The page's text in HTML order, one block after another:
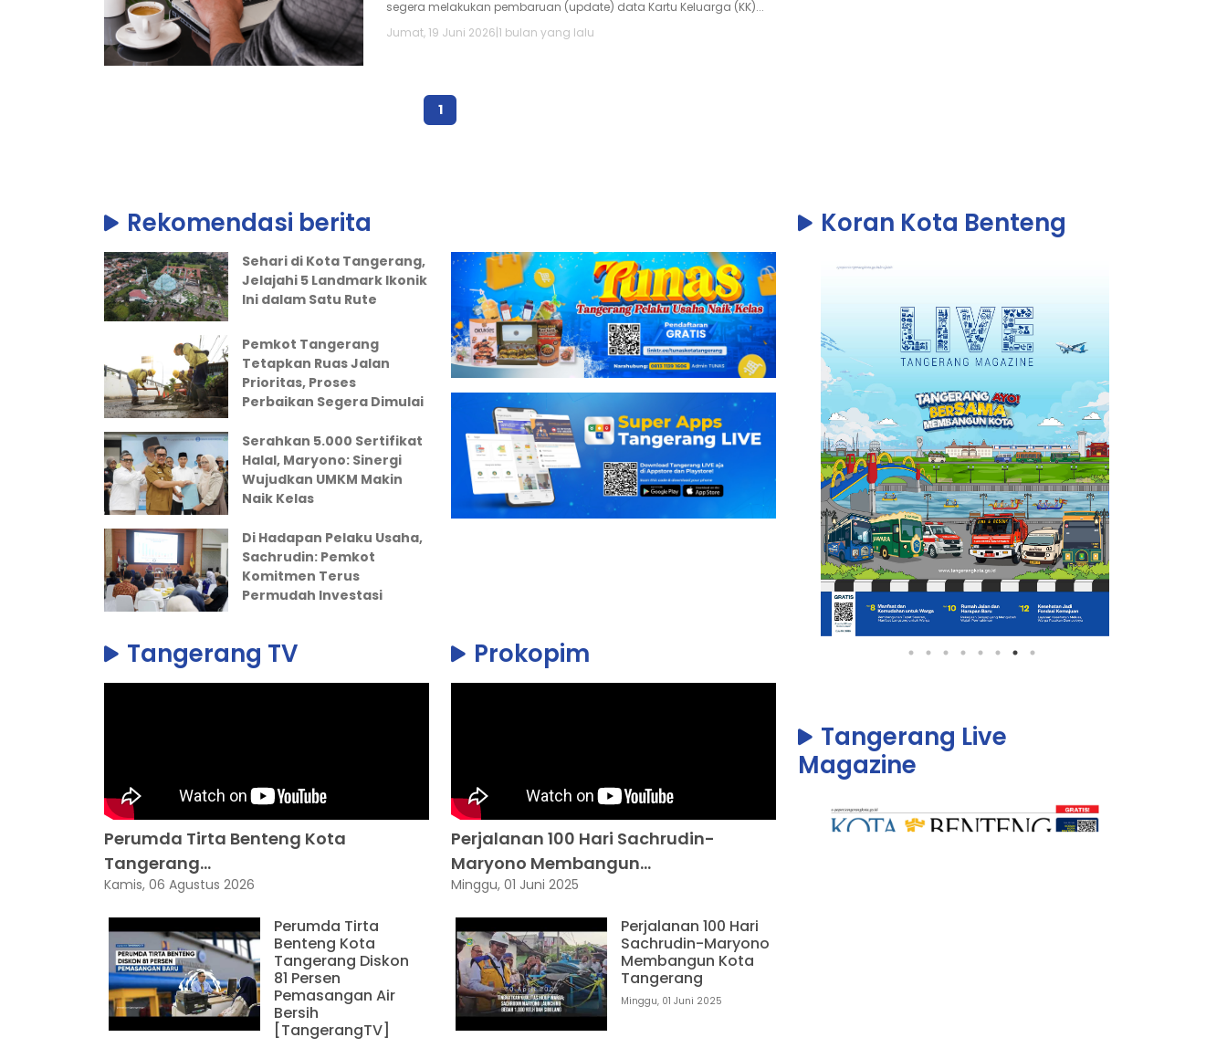
segera melakukan pembaruan (update) data Kartu Keluarga (KK)...
Jumat, 19 Juni 2026|1 bulan yang lalu
1
Rekomendasi berita
Sehari di Kota Tangerang,
Jelajahi 5 Landmark Ikonik
Ini dalam Satu Rute
Pemkot Tangerang
Tetapkan Ruas Jalan
Prioritas, Proses
Perbaikan Segera Dimulai
Serahkan 5.000 Sertifikat
Halal, Maryono: Sinergi
Wujudkan UMKM Makin
Naik Kelas
Di Hadapan Pelaku Usaha,
Sachrudin: Pemkot
Komitmen Terus
Permudah Investasi
Tangerang TV
Perumda Tirta Benteng Kota
Tangerang...
Kamis, 06 Agustus 2026
Perumda Tirta
Benteng Kota
Tangerang Diskon
81 Persen
Pemasangan Air
Bersih
[TangerangTV]
Prokopim
Perjalanan 100 Hari Sachrudin-
Maryono Membangun...
Minggu, 01 Juni 2025
Perjalanan 100 Hari
Sachrudin-Maryono
Membangun Kota
Tangerang
Minggu, 01 Juni 2025
Koran Kota Benteng
Tangerang Live
Magazine